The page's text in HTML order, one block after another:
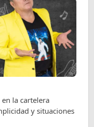
la cartelera
y situaciones